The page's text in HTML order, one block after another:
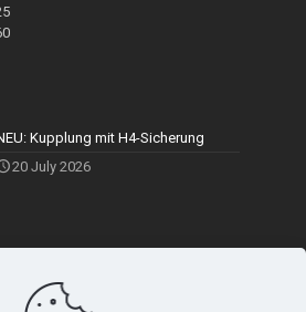
Kupplung mit H4-Sicherung
20 July 2026